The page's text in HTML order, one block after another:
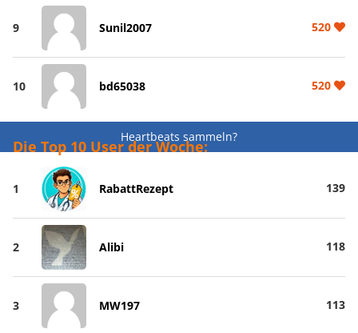
9 Sunil2007 520
10 bd65038 520
Heartbeats sammeln?
Die Top 10 User der Woche:
1 RabattRezept 139
2 Alibi 118
3 MW197 113